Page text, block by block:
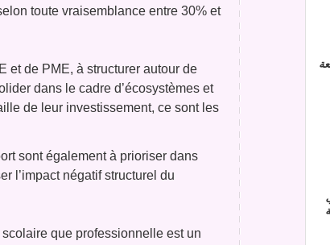
toute vraisemblance entre 30% et
et de PME, à structurer autour de
dans le cadre d’écosystèmes et
de leur investissement, ce sont les
sont également à prioriser dans
l’impact négatif structurel du
que professionnelle est un